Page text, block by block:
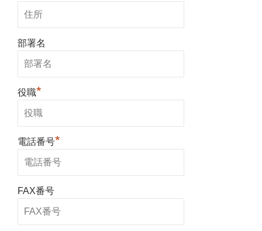
部署名
役職*
電話番号*
FAX番号